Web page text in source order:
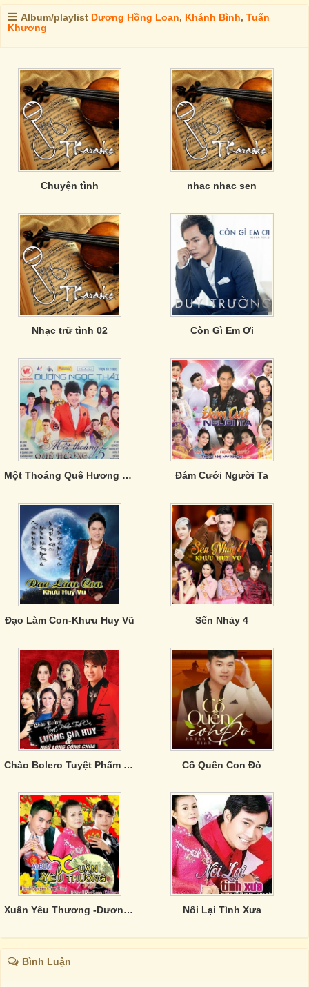
Album/playlist Dương Hồng Loan, Khánh Bình, Tuấn
Khương
Chuyện tình nhac nhac sen
Nhạc trữ tình 02 Còn Gì Em Ơi
Một Thoáng Quê Hương 5- CD2 Đám Cưới Người Ta
Đạo Làm Con-Khưu Huy Vũ Sến Nhảy 4
Chào Bolero Tuyệt Phẩm Tình Ca Cố Quên Con Đò
Xuân Yêu Thương -Dương Hồng Loan Nối Lại Tình Xưa
Bình Luận